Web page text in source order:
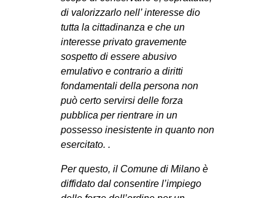
di valorizzarlo nell’ interesse dio
tutta la cittadinanza e che un
interesse privato gravemente
sospetto di essere abusivo
emulativo e contrario a diritti
fondamentali della persona non
può certo servirsi delle forza
pubblica per rientrare in un
possesso inesistente in quanto non
esercitato. .
Per questo, il Comune di Milano è
diffidato dal consentire l’impiego